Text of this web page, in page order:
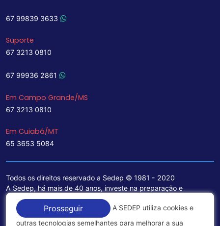
67 99839 3633
Suporte
67 3213 0810
67 99936 2861
Em Campo Grande/MS
67 3213 0810
Em Cuiabá/MT
65 3653 5084
Todos os direitos reservado a Sedep © 1981 - 2020
A Sedep, há mais de 40 anos, investe na preparação e
treinamento de funcionários e na aquisição de tecnologia de
ponta para a ampliação de seu portfólio de serviços voltados
para a área jurídica, que contemplam informações seguras e
Prosseguir
A SEDEP utiliza cookies e
outras tecnologias semelhantes para melhorar a sua